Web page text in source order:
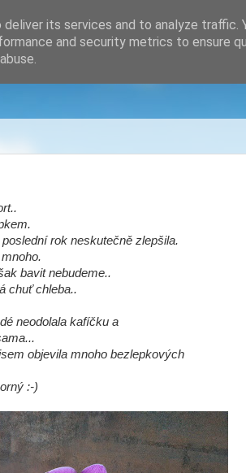
rok neskutečně zlepšila.
bavit nebudeme..
chuť chleba..
neodolala kafíčku a
objevila mnoho bezlepkových
:-)
its services and to analyze traffic.
and security metrics to ensure